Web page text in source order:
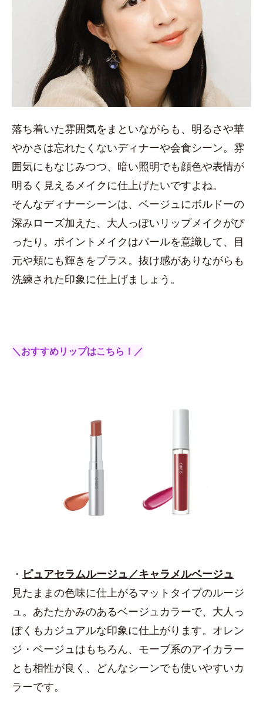
落ち着いた雰囲気をまといながらも、明るさや華
やかさは忘れたくないディナーや会食シーン。雰
囲気にもなじみつつ、暗い照明でも顔色や表情が
明るく見えるメイクに仕上げたいですよね。
そんなディナーシーンは、ベージュにボルドーの
深みローズ加えた、大人っぽいリップメイクがぴ
ったり。ポイントメイクはパールを意識して、目
元や頬にも輝きをプラス。抜け感がありながらも
洗練された印象に仕上げましょう。
＼おすすめリップはこちら！／
・ ピュアセラムルージュ／キャラメルベージュ
見たままの色味に仕上がるマットタイプのルージ
ュ。あたたかみのあるベージュカラーで、大人っ
ぽくもカジュアルな印象に仕上がります。オレン
ジ・ベージュはもちろん、モーブ系のアイカラー
とも相性が良く、どんなシーンでも使いやすいカ
ラーです。